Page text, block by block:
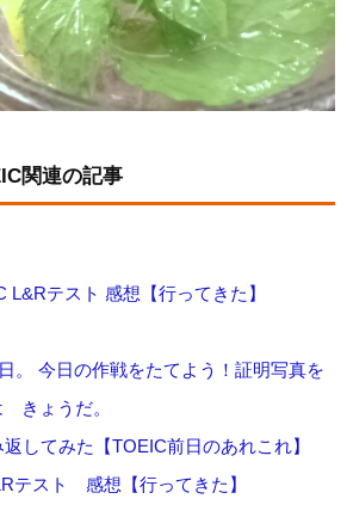
関連の記事
L&Rテスト 感想【行ってきた】
。 今日の作戦をたてよう！証明写真を
きょうだ。
してみた【TOEIC前日のあれこれ】
テスト 感想【行ってきた】